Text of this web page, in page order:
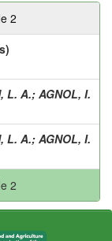
2
L. A.; AGNOL, I.
L. A.; AGNOL, I.
2